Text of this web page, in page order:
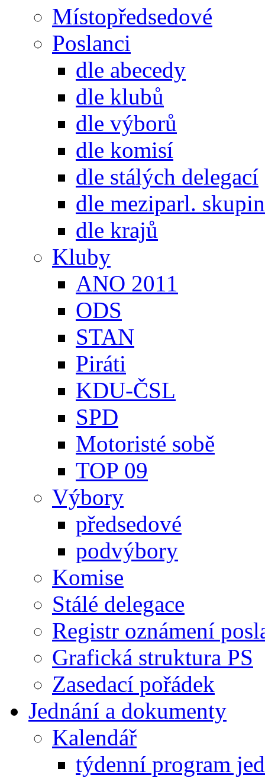
Místopředsedové
Poslanci
dle abecedy
dle klubů
dle výborů
dle komisí
dle stálých delegací
dle meziparl. skupin
dle krajů
Kluby
ANO 2011
ODS
STAN
Piráti
KDU-ČSL
SPD
Motoristé sobě
TOP 09
Výbory
předsedové
podvýbory
Komise
Stálé delegace
Registr oznámení
Grafická struktura PS
Zasedací pořádek
Jednání a dokumenty
Kalendář
týdenní program